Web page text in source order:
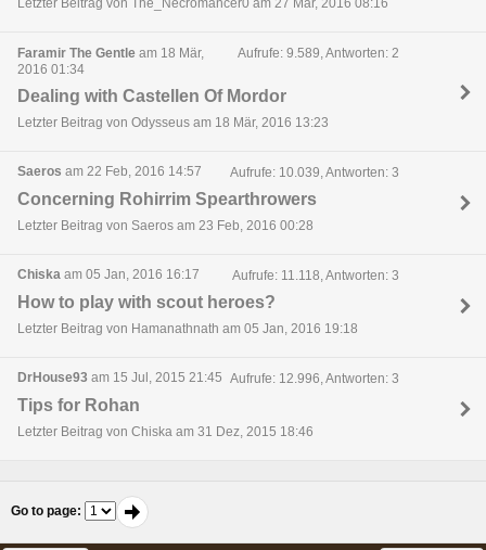
Letzter Beitrag von The_Necromancer0 am 27 Mär, 2016 08:16
Faramir The Gentle am 18 Mär,
2016 01:34
Aufrufe: 9.589, Antworten: 2
Dealing with Castellen Of Mordor
Letzter Beitrag von Odysseus am 18 Mär, 2016 13:23
Saeros am 22 Feb, 2016 14:57 Aufrufe: 10.039, Antworten: 3
Concerning Rohirrim Spearthrowers
Letzter Beitrag von Saeros am 23 Feb, 2016 00:28
Chiska am 05 Jan, 2016 16:17 Aufrufe: 11.118, Antworten: 3
How to play with scout heroes?
Letzter Beitrag von Hamanathnath am 05 Jan, 2016 19:18
DrHouse93 am 15 Jul, 2015 21:45 Aufrufe: 12.996, Antworten: 3
Tips for Rohan
Letzter Beitrag von Chiska am 31 Dez, 2015 18:46
Go to page: